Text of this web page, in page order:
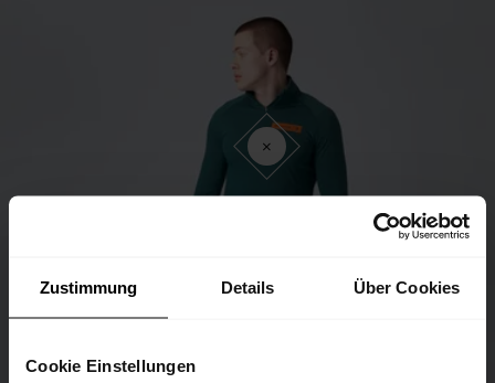
Zustimmung Details Über Cookies
Cookie Einstellungen